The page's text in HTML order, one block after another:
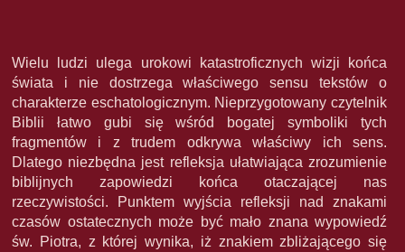
Wielu ludzi ulega urokowi katastroficznych wizji końca
świata i nie dostrzega właściwego sensu tekstów o
charakterze eschatologicznym. Nieprzygotowany czytelnik
Biblii łatwo gubi się wśród bogatej symboliki tych
fragmentów i z trudem odkrywa właściwy ich sens.
Dlatego niezbędna jest refleksja ułatwiająca zrozumienie
biblijnych zapowiedzi końca otaczającej nas
rzeczywistości. Punktem wyjścia refleksji nad znakami
czasów ostatecznych może być mało znana wypowiedź
św. Piotra, z której wynika, iż znakiem zbliżającego się